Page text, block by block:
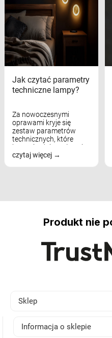
Jak czytać parametry
techniczne lampy?
Za nowoczesnymi
oprawami kryje się
zestaw parametrów
technicznych, które
bezpośrednio wpływają
na komfort widzenia,
czytaj więcej
Produkt nie
Sklep
Informacja o sklepie